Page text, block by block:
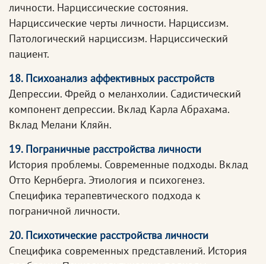
личности. Нарциссические состояния.
Нарциссические черты личности. Нарциссизм.
Патологический нарциссизм. Нарциссический
пациент.
18. Психоанализ аффективных расстройств
Депрессии. Фрейд о меланхолии. Садистический
компонент депрессии. Вклад Карла Абрахама.
Вклад Мелани Кляйн.
19. Пограничные расстройства личности
История проблемы. Современные подходы. Вклад
Отто Кернберга. Этиология и психогенез.
Специфика терапевтического подхода к
пограничной личности.
20. Психотические расстройства личности
Специфика современных представлений. История